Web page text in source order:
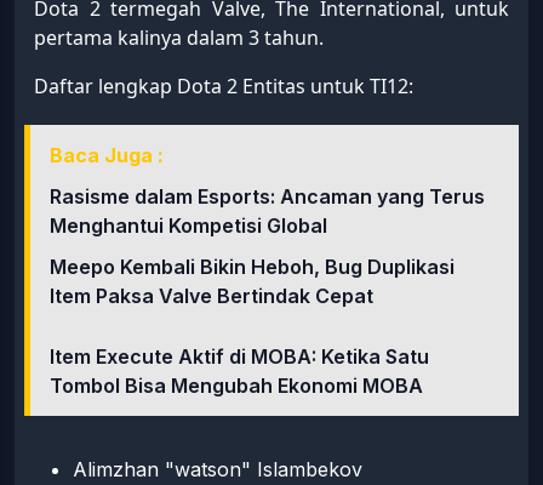
Dota 2 termegah Valve, The International, untuk
pertama kalinya dalam 3 tahun.
Daftar lengkap Dota 2 Entitas untuk TI12:
Baca Juga :
Rasisme dalam Esports: Ancaman yang Terus
Menghantui Kompetisi Global
Meepo Kembali Bikin Heboh, Bug Duplikasi
Item Paksa Valve Bertindak Cepat
Item Execute Aktif di MOBA: Ketika Satu
Tombol Bisa Mengubah Ekonomi MOBA
Alimzhan "watson" Islambekov